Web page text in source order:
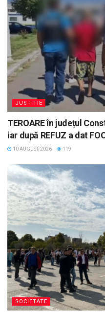
JUSTITIE
TEROARE în județul
iar după REFUZ a dat
10 AUGUST, 2026 119
SOCIETATE